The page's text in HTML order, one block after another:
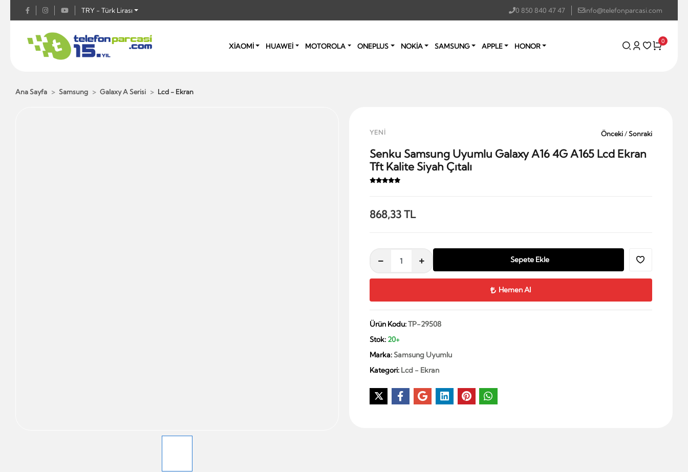
TRY - Türk Lirası 0 850 840 47 47 info@telefonparcasi.com
XİAOMİ HUAWEİ MOTOROLA ONEPLUS NOKİA SAMSUNG APPLE HONOR
0
Ana Sayfa Samsung Galaxy A Serisi Lcd - Ekran
YENİ Önceki/Sonraki
Senku Samsung Uyumlu Galaxy A16 4G A165 Lcd Ekran
Tft Kalite Siyah Çıtalı
868,33 TL
Sepete Ekle
Hemen Al
Ürün Kodu:TP-29508
Stok: 20+
Marka:Samsung Uyumlu
Kategori: Lcd - Ekran